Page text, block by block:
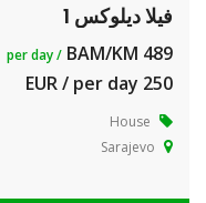
فيلا ديلوكس 1
489 BAM/KM
/ per day
250 EUR / per day
House
Sarajevo